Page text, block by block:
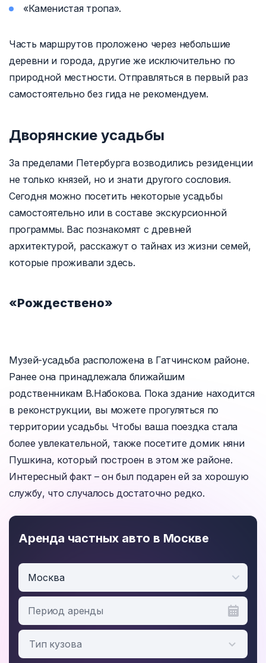
«Каменистая тропа».
Часть маршрутов проложено через небольшие
деревни и города, другие же исключительно по
природной местности. Отправляться в первый раз
самостоятельно без гида не рекомендуем.
Дворянские усадьбы
За пределами Петербурга возводились резиденции
не только князей, но и знати другого сословия.
Сегодня можно посетить некоторые усадьбы
самостоятельно или в составе экскурсионной
программы. Вас познакомят с древней
архитектурой, расскажут о тайнах из жизни семей,
которые проживали здесь.
«Рождествено»
Музей-усадьба расположена в Гатчинском районе.
Ранее она принадлежала ближайшим
родственникам В.Набокова. Пока здание находится
в реконструкции, вы можете прогуляться по
территории усадьбы. Чтобы ваша поездка стала
более увлекательной, также посетите домик няни
Пушкина, который построен в этом же районе.
Интересный факт – он был подарен ей за хорошую
службу, что случалось достаточно редко.
Аренда частных авто в Москве
Москва
Период аренды